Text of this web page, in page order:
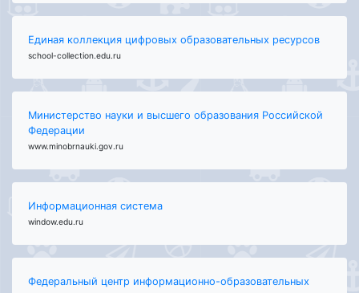
Единая коллекция цифровых образовательных ресурсов
school-collection.edu.ru
Министерство науки и высшего образования Российской
Федерации
www.minobrnauki.gov.ru
Информационная система
window.edu.ru
Федеральный центр информационно-образовательных